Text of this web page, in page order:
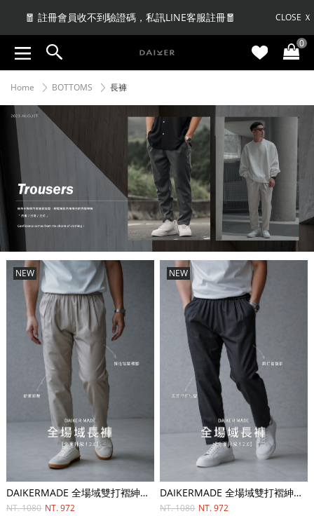
CLOSE Ｘ
🤩當月壽星消費_贈$100 | VIP贈$300🤩
🧧 註冊會員收不到驗證碼，私訊LINE客服註冊🧧
0
Home BOTTOMS 長褲
NEW
DAIKERMADE 全場域雙打褶紳士直筒長褲
NT. 1080 NT. 972
NEW
DAIKERMADE 全場域雙打褶紳士直筒長褲
NT. 1080 NT. 972